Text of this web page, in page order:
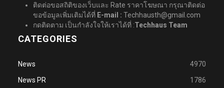
ติดต่อขอสถิติของเว็บและ Rate ราคาโฆษณา กรุณาติดต่อ
ขอข้อมูลเพิ่มเติมได้ที่ E-mail : Techhausth@gmail.com
กดติดตาม เป็นกำลังใจให้เราได้ที่ :Techhaus Team
CATEGORIES
News
4970
News PR
1786